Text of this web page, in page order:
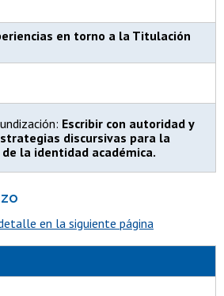
en torno a la Titulación
Escribir con autoridad y
discursivas para la
la identidad académica.
en la siguiente página